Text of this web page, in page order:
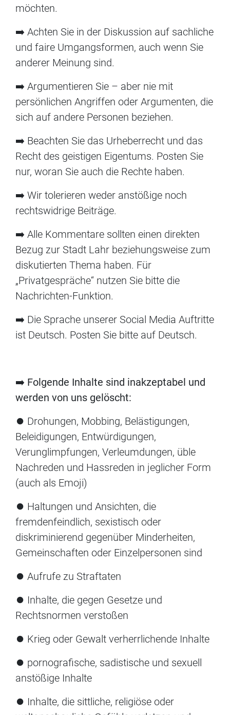
möchten.
➡️ Achten Sie in der Diskussion auf sachliche
und faire Umgangsformen, auch wenn Sie
anderer Meinung sind.
➡️ Argumentieren Sie – aber nie mit
persönlichen Angriffen oder Argumenten, die
sich auf andere Personen beziehen.
➡️ Beachten Sie das Urheberrecht und das
Recht des geistigen Eigentums. Posten Sie
nur, woran Sie auch die Rechte haben.
➡️ Wir tolerieren weder anstößige noch
rechtswidrige Beiträge.
➡️ Alle Kommentare sollten einen direkten
Bezug zur Stadt Lahr beziehungsweise zum
diskutierten Thema haben. Für
„Privatgespräche“ nutzen Sie bitte die
Nachrichten-Funktion.
➡️ Die Sprache unserer Social Media Auftritte
ist Deutsch. Posten Sie bitte auf Deutsch.
➡️ Folgende Inhalte sind inakzeptabel und
werden von uns gelöscht:
⏺ Drohungen, Mobbing, Belästigungen,
Beleidigungen, Entwürdigungen,
Verunglimpfungen, Verleumdungen, üble
Nachreden und Hassreden in jeglicher Form
(auch als Emoji)
⏺ Haltungen und Ansichten, die
fremdenfeindlich, sexistisch oder
diskriminierend gegenüber Minderheiten,
Gemeinschaften oder Einzelpersonen sind
⏺ Aufrufe zu Straftaten
⏺ Inhalte, die gegen Gesetze und
Rechtsnormen verstoßen
⏺ Krieg oder Gewalt verherrlichende Inhalte
⏺ pornografische, sadistische und sexuell
anstößige Inhalte
⏺ Inhalte, die sittliche, religiöse oder